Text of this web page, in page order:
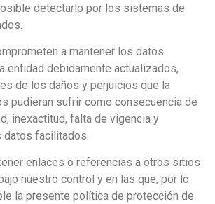
detectarlo por los sistemas de
a mantener los datos
entidad debidamente actualizados,
de los daños y perjuicios que la
pudieran sufrir como consecuencia de
inexactitud, falta de vigencia y
datos facilitados.
enlaces o referencias a otros sitios
nuestro control y en las que, por lo
la presente política de protección de